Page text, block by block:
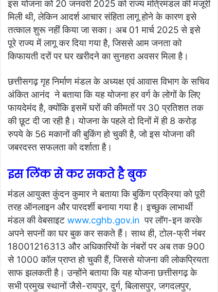
इस योजना को 20 जनवरी 2025 को राज्य मंत्रिमंडल की मंजूरी
मिली थी, लेकिन आदर्श आचार संहिता लागू होने के कारण इसे
तत्काल शुरू नहीं किया जा सका। अब 01 मार्च 2025 से इसे
पूरे राज्य में लागू कर दिया गया है, जिससे आम जनता को
किफायती दरों पर घर खरीदने का सुनहरा अवसर मिला है।
छत्तीसगढ़ गृह निर्माण मंडल के अध्यक्ष एवं आवास विभाग के सचिव
अंकित आनंद ने बताया कि यह योजना हर वर्ग के लोगों के लिए
फायदेमंद है, क्योंकि इसमें घरों की कीमतों पर 30 प्रतिशत तक
की छूट दी जा रही है। योजना के पहले दो दिनों में ही 8 करोड़
रुपये के 56 मकानों की बुकिंग हो चुकी है, जो इस योजना की
जबरदस्त सफलता को दर्शाता है।
इस लिंक से कर सकते है बुक
मंडल आयुक्त कुंदन कुमार ने बताया कि बुकिंग प्रक्रिया को पूरी
तरह ऑनलाइन और पारदर्शी बनाया गया है। इच्छुक लाभार्थी
मंडल की वेबसाइट www.cghb.gov.in पर लॉग-इन करके
अपने सपनों का घर बुक कर सकते हैं। साथ ही, टोल-फ्री नंबर
18001216313 और अधिकारियों के नंबरों पर अब तक 900
से 1000 कॉल प्राप्त हो चुकी हैं, जिससे योजना की लोकप्रियता
साफ झलकती है। उन्होंने बताया कि यह योजना छत्तीसगढ़ के
सभी प्रमुख स्थानों जैसे-रायपुर, दुर्ग, बिलासपुर, जगदलपुर,